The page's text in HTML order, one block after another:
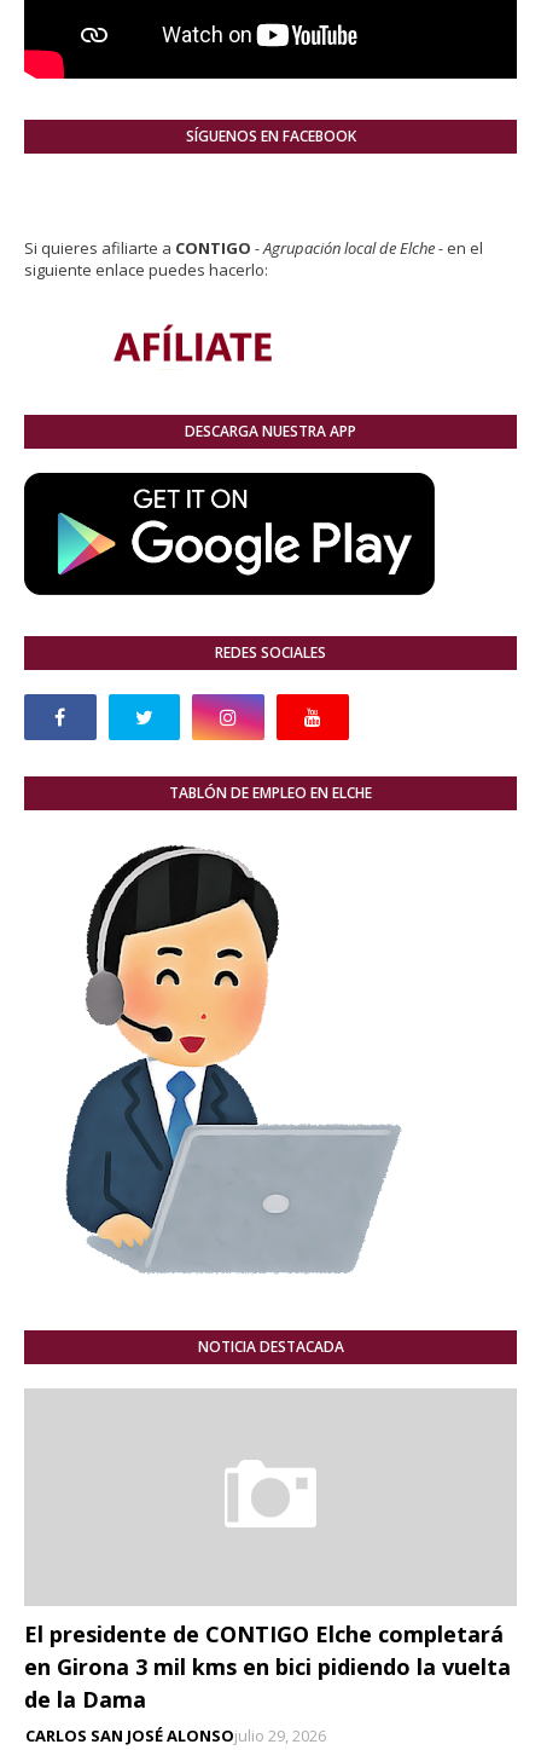
SÍGUENOS EN FACEBOOK
Si quieres afiliarte a CONTIGO - Agrupación local de Elche - en el
siguiente enlace puedes hacerlo:
DESCARGA NUESTRA APP
REDES SOCIALES
TABLÓN DE EMPLEO EN ELCHE
NOTICIA DESTACADA
El presidente de CONTIGO Elche completará
en Girona 3 mil kms en bici pidiendo la vuelta
de la Dama
CARLOS SAN JOSÉ ALONSOjulio 29, 2026